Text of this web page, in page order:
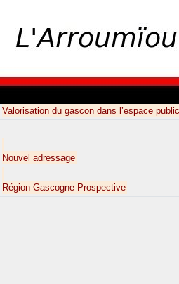
Valorisation du gascon dans l’espace public
Nouvel adressage
Région Gascogne Prospective